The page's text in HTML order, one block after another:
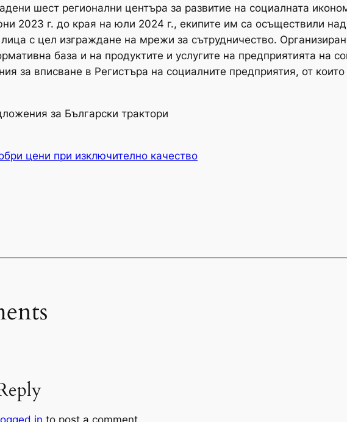
шест регионални центъра за развитие на социалната
2023 г. до края на юли 2024 г., екипите им са осъществили
с цел изграждане на мрежи за сътрудничество.
база и на продуктите и услугите на предприятията на
за вписване в Регистъра на социалните предприятия, от
за Български трактори
цени при изключително качество
in to post a comment.